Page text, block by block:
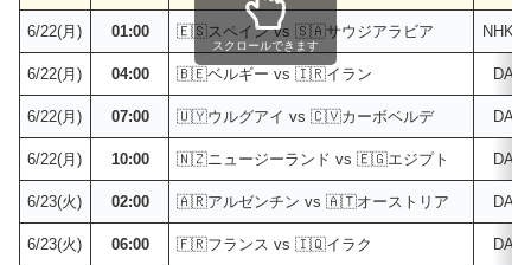
6/22(月) 01:00 🇪🇸スペイン vs 🇸🇦サウジアラビア NHK
6/22(月) 04:00 🇧🇪ベルギー vs 🇮🇷イラン
6/22(月) 07:00 🇺🇾ウルグアイ vs 🇨🇻カーボベルデ
6/22(月) 10:00 🇳🇿ニュージーランド vs 🇪🇬エジプト
6/23(火) 02:00 🇦🇷アルゼンチン vs 🇦🇹オーストリア
6/23(火) 06:00 🇫🇷フランス vs 🇮🇶イラク
スクロールできます